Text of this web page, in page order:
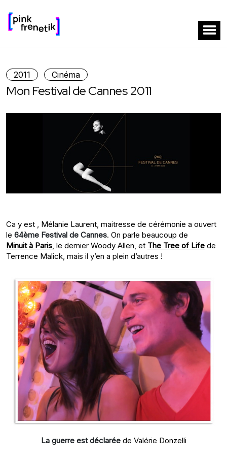
2011 Cinéma
Mon Festival de Cannes 2011
Ca y est , Mélanie Laurent, maitresse de cérémonie a ouvert
le 64ème Festival de Cannes. On parle beaucoup de
Minuit à Paris, le dernier Woody Allen, et The Tree of Life de
Terrence Malick, mais il y’en a plein d’autres !
La guerre est déclarée de Valérie Donzelli